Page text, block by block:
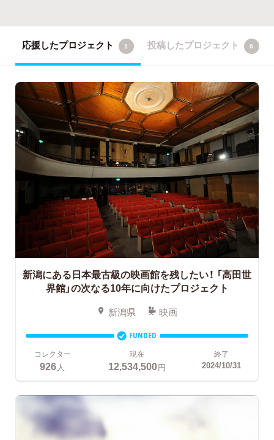
応援したプロジェクト 1 投稿したプロジェクト 0
新潟にある日本最古級の映画館を残したい！ 「高田世
界館」の次なる10年に向けたプロジェクト
新潟県 映画
FUNDED
コレクター
926 人
現在
12,534,500円
終了
2024/10/31